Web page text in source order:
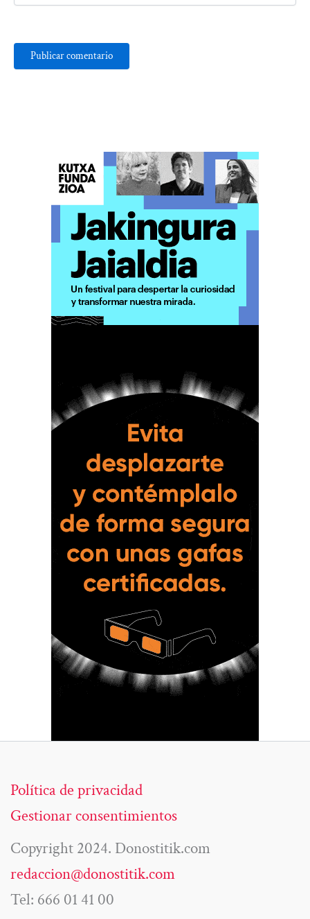
Política de privacidad
Gestionar consentimientos
Copyright 2024. Donostitik.com
redaccion@donostitik.com
Tel: 666 01 41 00